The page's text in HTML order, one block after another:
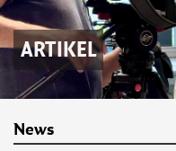
ARTIKEL
News